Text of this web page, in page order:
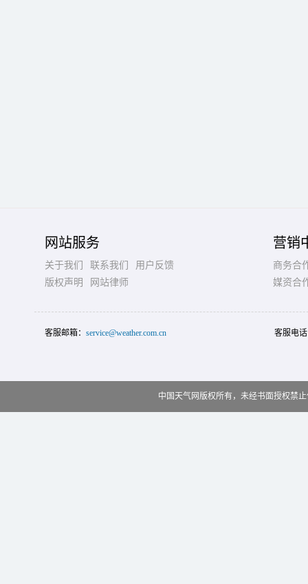
网站服务
关于我们 联系我们
用户反馈
版权声明
网站律师
营销
商务合
媒资合
客服邮箱： service@weather.com.cn 客服电
中国天气网版权所有，未经书面授权